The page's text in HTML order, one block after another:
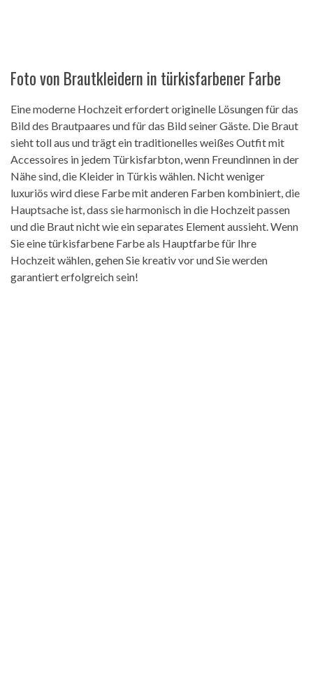
Foto von Brautkleidern in türkisfarbener Farbe
Eine moderne Hochzeit erfordert originelle Lösungen für das
Bild des Brautpaares und für das Bild seiner Gäste. Die Braut
sieht toll aus und trägt ein traditionelles weißes Outfit mit
Accessoires in jedem Türkisfarbton, wenn Freundinnen in der
Nähe sind, die Kleider in Türkis wählen. Nicht weniger
luxuriös wird diese Farbe mit anderen Farben kombiniert, die
Hauptsache ist, dass sie harmonisch in die Hochzeit passen
und die Braut nicht wie ein separates Element aussieht. Wenn
Sie eine türkisfarbene Farbe als Hauptfarbe für Ihre
Hochzeit wählen, gehen Sie kreativ vor und Sie werden
garantiert erfolgreich sein!